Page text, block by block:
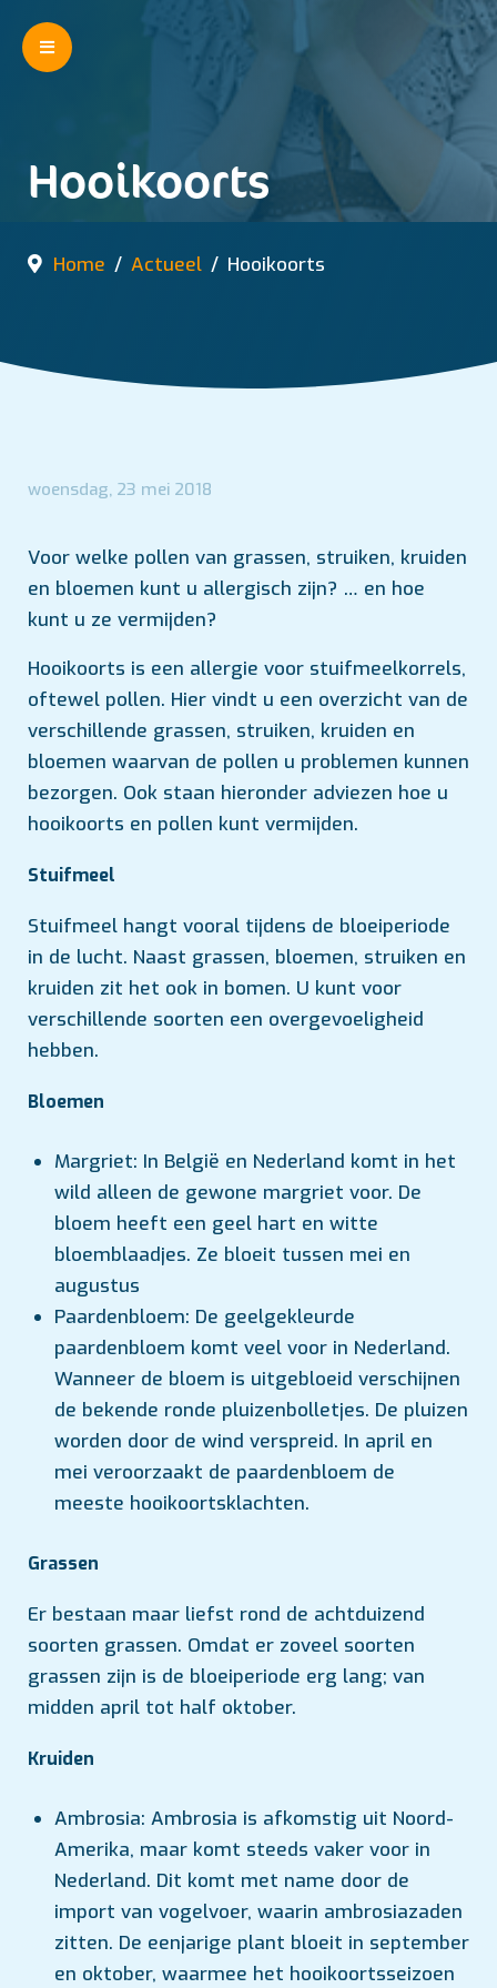
Hooikoorts
Home Actueel Hooikoorts
woensdag, 23 mei 2018
Voor welke pollen van grassen, struiken, kruiden
en bloemen kunt u allergisch zijn? … en hoe
kunt u ze vermijden?
Hooikoorts is een allergie voor stuifmeelkorrels,
oftewel pollen. Hier vindt u een overzicht van de
verschillende grassen, struiken, kruiden en
bloemen waarvan de pollen u problemen kunnen
bezorgen. Ook staan hieronder adviezen hoe u
hooikoorts en pollen kunt vermijden.
Stuifmeel
Stuifmeel hangt vooral tijdens de bloeiperiode
in de lucht. Naast grassen, bloemen, struiken en
kruiden zit het ook in bomen. U kunt voor
verschillende soorten een overgevoeligheid
hebben.
Bloemen
Margriet: In België en Nederland komt in het
wild alleen de gewone margriet voor. De
bloem heeft een geel hart en witte
bloemblaadjes. Ze bloeit tussen mei en
augustus
Paardenbloem: De geelgekleurde
paardenbloem komt veel voor in Nederland.
Wanneer de bloem is uitgebloeid verschijnen
de bekende ronde pluizenbolletjes. De pluizen
worden door de wind verspreid. In april en
mei veroorzaakt de paardenbloem de
meeste hooikoortsklachten.
Grassen
Er bestaan maar liefst rond de achtduizend
soorten grassen. Omdat er zoveel soorten
grassen zijn is de bloeiperiode erg lang; van
midden april tot half oktober.
Kruiden
Ambrosia: Ambrosia is afkomstig uit Noord-
Amerika, maar komt steeds vaker voor in
Nederland. Dit komt met name door de
import van vogelvoer, waarin ambrosiazaden
zitten. De eenjarige plant bloeit in september
en oktober, waarmee het hooikoortsseizoen